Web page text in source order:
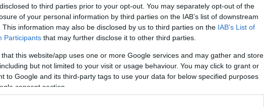
to third parties prior to your opt-out. You may separately opt-out of the
of your personal information by third parties on the IAB’s list of downstream
This information may also be disclosed by us to third parties on the IAB’s List of
Participants that may further disclose it to other third parties.
that this website/app uses one or more Google services and may gather and store
but not limited to your visit or usage behaviour. You may click to grant or
to Google and its third-party tags to use your data for below specified purposes
consent section.